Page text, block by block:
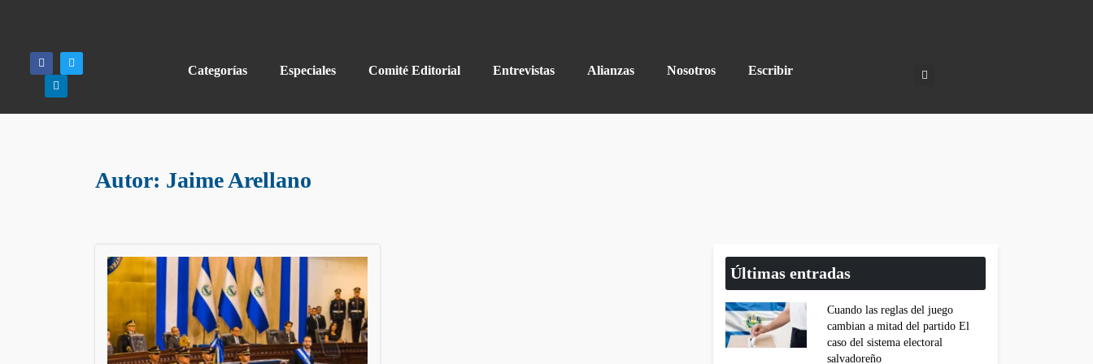
Categorías Especiales Comité Editorial Entrevistas Alianzas Nosotros Escribir
Autor: Jaime Arellano
Últimas entradas
Cuando las reglas del juego
cambian a mitad del partido El
caso del sistema electoral
salvadoreño